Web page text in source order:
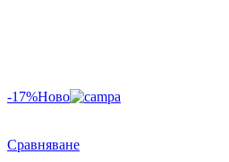
-17%Ново
Сравняване